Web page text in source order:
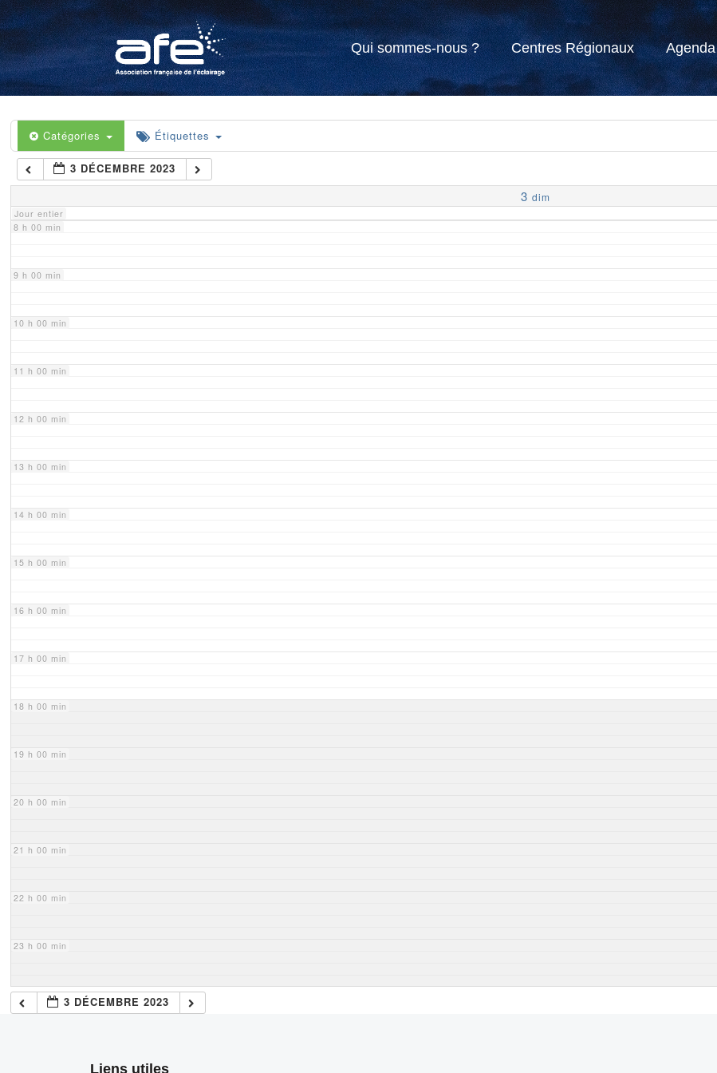
Qui sommes-nous ? Centres Régionaux Agenda
Catégories Étiquettes
3 DÉCEMBRE 2023
3 dim
Jour entier
4 h 00 min
5 h 00 min
6 h 00 min
7 h 00 min
8 h 00 min
9 h 00 min
10 h 00 min
11 h 00 min
12 h 00 min
13 h 00 min
14 h 00 min
15 h 00 min
16 h 00 min
17 h 00 min
18 h 00 min
19 h 00 min
20 h 00 min
21 h 00 min
22 h 00 min
23 h 00 min
3 DÉCEMBRE 2023
Liens utiles